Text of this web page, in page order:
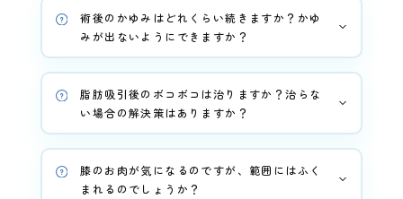
術後のかゆみはどれくらい続きますか？かゆ
みが出ないようにできますか？
脂肪吸引後のボコボコは治りますか？治らな
い場合の解決策はありますか？
膝のお肉が気になるのですが、範囲にはふく
まれるのでしょうか？